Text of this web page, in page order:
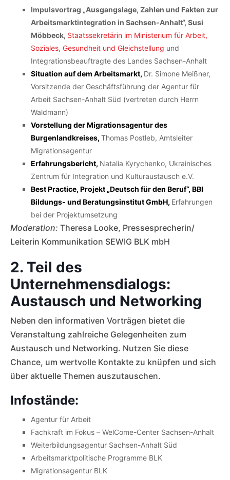
Impulsvortrag „Ausgangslage, Zahlen und Fakten zur
Arbeitsmarktintegration in Sachsen-Anhalt“, Susi
Möbbeck, Staatssekretärin im Ministerium für Arbeit,
Soziales, Gesundheit und Gleichstellung und
Integrationsbeauftragte des Landes Sachsen-Anhalt
Situation auf dem Arbeitsmarkt, Dr. Simone Meißner,
Vorsitzende der Geschäftsführung der Agentur für
Arbeit Sachsen-Anhalt Süd (vertreten durch Herrn
Waldmann)
Vorstellung der Migrationsagentur des
Burgenlandkreises, Thomas Postleb, Amtsleiter
Migrationsagentur
Erfahrungsbericht, Natalia Kyrychenko, Ukrainisches
Zentrum für Integration und Kulturaustausch e.V.
Best Practice, Projekt „Deutsch für den Beruf“, BBI
Bildungs- und Beratungsinstitut GmbH, Erfahrungen
bei der Projektumsetzung
Moderation: Theresa Looke, Pressesprecherin/
Leiterin Kommunikation SEWIG BLK mbH
2. Teil des
Unternehmensdialogs:
Austausch und Networking
Neben den informativen Vorträgen bietet die
Veranstaltung zahlreiche Gelegenheiten zum
Austausch und Networking. Nutzen Sie diese
Chance, um wertvolle Kontakte zu knüpfen und sich
über aktuelle Themen auszutauschen.
Infostände:
Agentur für Arbeit
Fachkraft im Fokus – WelCome-Center Sachsen-Anhalt
Weiterbildungsagentur Sachsen-Anhalt Süd
Arbeitsmarktpolitische Programme BLK
Migrationsagentur BLK